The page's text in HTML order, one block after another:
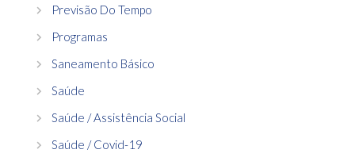
Previsão Do Tempo
Programas
Saneamento Básico
Saúde
Saúde / Assistência Social
Saúde / Covid-19